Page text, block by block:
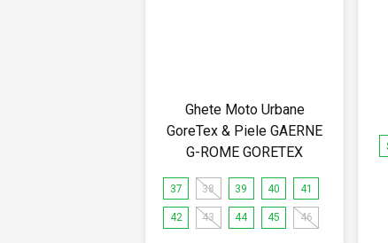
Ghete Moto Urbane
GoreTex & Piele GAERNE
G-ROME GORETEX
37 38 39 40 41
42 43 44 45 46